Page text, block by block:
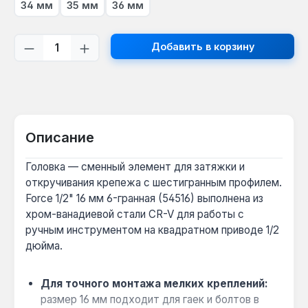
34 мм 35 мм 36 мм
Количество продукта: введите
Добавить в корзину
Описание
Головка — сменный элемент для затяжки и
откручивания крепежа с шестигранным профилем.
Force 1/2" 16 мм 6-гранная (54516) выполнена из
хром-ванадиевой стали CR-V для работы с
ручным инструментом на квадратном приводе 1/2
дюйма.
Для точного монтажа мелких креплений:
размер 16 мм подходит для гаек и болтов в